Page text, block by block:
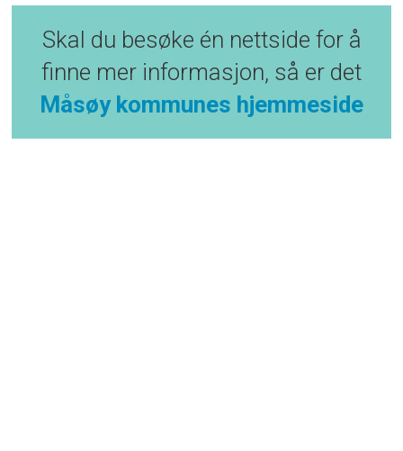
Skal du besøke én nettside for å
finne mer informasjon, så er det
Måsøy kommunes hjemmeside